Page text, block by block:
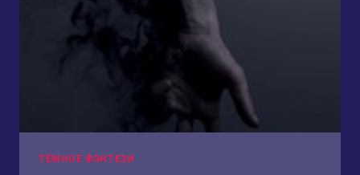
ТЁМНОЕ ФЭНТЕЗИ